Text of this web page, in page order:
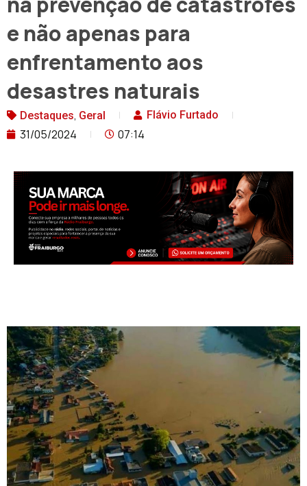
e não apenas para
enfrentamento aos
desastres naturais
Destaques, Geral Flávio Furtado
31/05/2024 07:14